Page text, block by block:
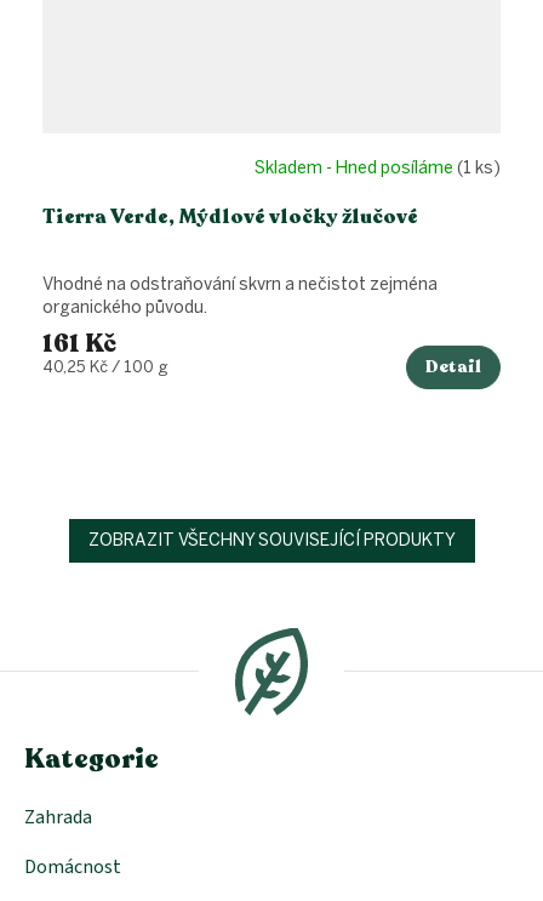
Tierra Verde, Mýdlové vločky žlučové
Skladem - Hned posíláme (1 ks)
161 Kč
Měrná
40,25 Kč / 100 g Detail
Vhodné na odstraňování skvrn a nečistot zejména
organického původu.
ZOBRAZIT VŠECHNY SOUVISEJÍCÍ PRODUKTY
a
Kategorie
Zahrada
Domácnost